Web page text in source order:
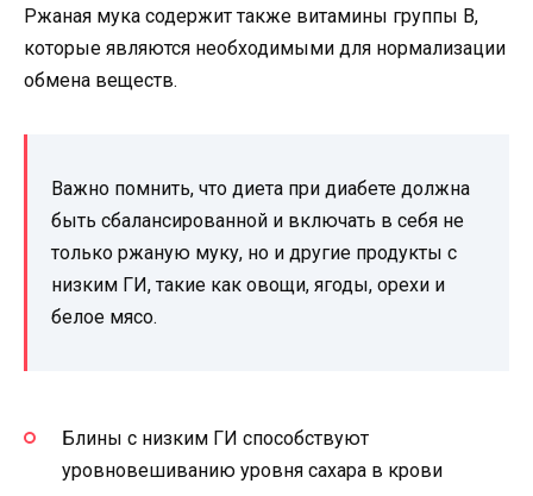
Ржаная мука содержит также витамины группы В,
которые являются необходимыми для нормализации
обмена веществ.
Важно помнить, что диета при диабете должна
быть сбалансированной и включать в себя не
только ржаную муку, но и другие продукты с
низким ГИ, такие как овощи, ягоды, орехи и
белое мясо.
Блины с низким ГИ способствуют
уровновешиванию уровня сахара в крови